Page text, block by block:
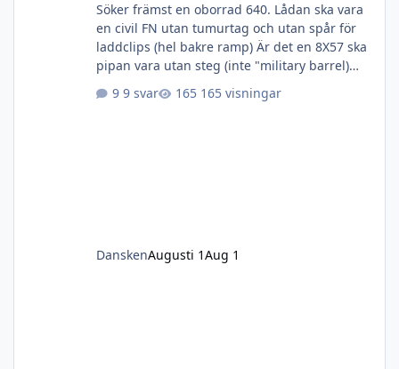
Söker främst en oborrad 640. Lådan ska vara
en civil FN utan tumurtag och utan spår för
laddclips (hel bakre ramp) Är det en 8X57 ska
pipan vara utan steg (inte "military barrel)
men söker modellen efter 1948 och metallen
ska vara fin och utan märken, rost och jack.
9 svar 165 visningar
DanskenAugusti 1Aug 1